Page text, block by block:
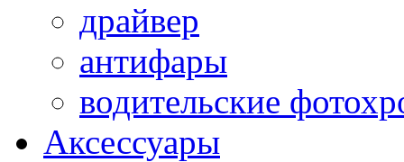
драйвер
антифары
водительские
Аксессуары